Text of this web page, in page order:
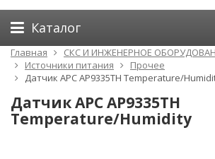
Каталог
Главная
СКС И ИНЖЕНЕРНОЕ
Источники питания
Прочее
Датчик APC AP9335TH Temperature/
Датчик APC AP9335TH
Temperature/Humidity